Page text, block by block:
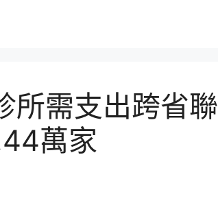
所需支出跨省聯
萬家